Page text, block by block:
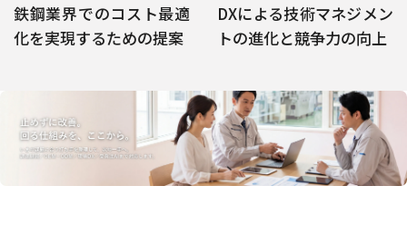
鉄鋼業界でのコスト最適
化を実現するための提案
DXによる技術マネジメン
トの進化と競争力の向上